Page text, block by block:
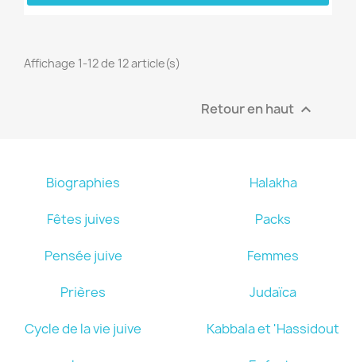
Affichage 1-12 de 12 article(s)
Retour en haut 
Biographies Halakha
Fêtes juives Packs
Pensée juive Femmes
Prières Judaïca
Cycle de la vie juive Kabbala et 'Hassidout